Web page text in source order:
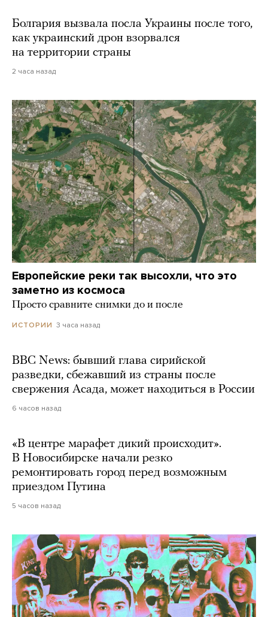
Болгария вызвала посла Украины после того,
как украинский дрон взорвался
на территории страны
2 часа назад
Европейские реки так высохли, что это
заметно из космоса
Просто сравните снимки до и после
ИСТОРИИ 3 часа назад
BBC News: бывший глава сирийской
разведки, сбежавший из страны после
свержения Асада, может находиться в России
6 часов назад
«В центре марафет дикий происходит».
В Новосибирске начали резко
ремонтировать город перед возможным
приездом Путина
5 часов назад